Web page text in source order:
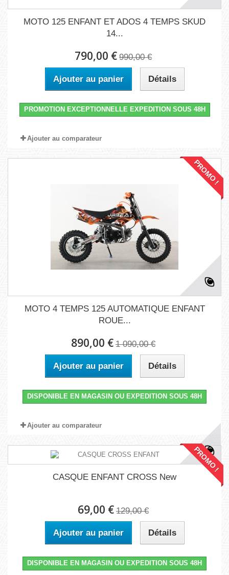
MOTO 125 ENFANT ET ADOS 4 TEMPS SKUD
14...
790,00 € 990,00 €
Ajouter au panier Détails
PROMOTION EXCEPTIONNELLE EXPEDITION SOUS 48H
Ajouter au comparateur
PROMO !
MOTO 4 TEMPS 125 AUTOMATIQUE ENFANT
ROUE...
890,00 € 1 090,00 €
Ajouter au panier Détails
DISPONIBLE EN MAGASIN OU EXPEDITION SOUS 48H
Ajouter au comparateur
PROMO !
CASQUE ENFANT CROSS New
69,00 € 129,00 €
Ajouter au panier Détails
DISPONIBLE EN MAGASIN OU EXPEDITION SOUS 48H